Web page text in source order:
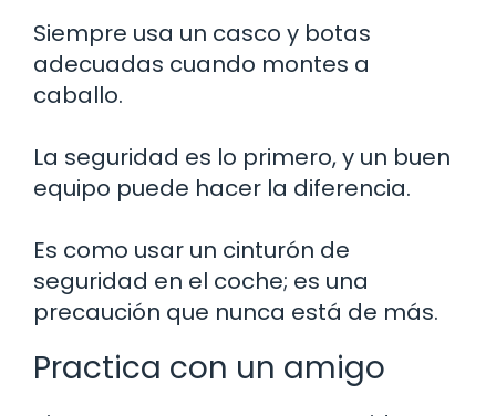
Siempre usa un casco y botas
adecuadas cuando montes a
caballo.
La seguridad es lo primero, y un buen
equipo puede hacer la diferencia.
Es como usar un cinturón de
seguridad en el coche; es una
precaución que nunca está de más.
Practica con un amigo